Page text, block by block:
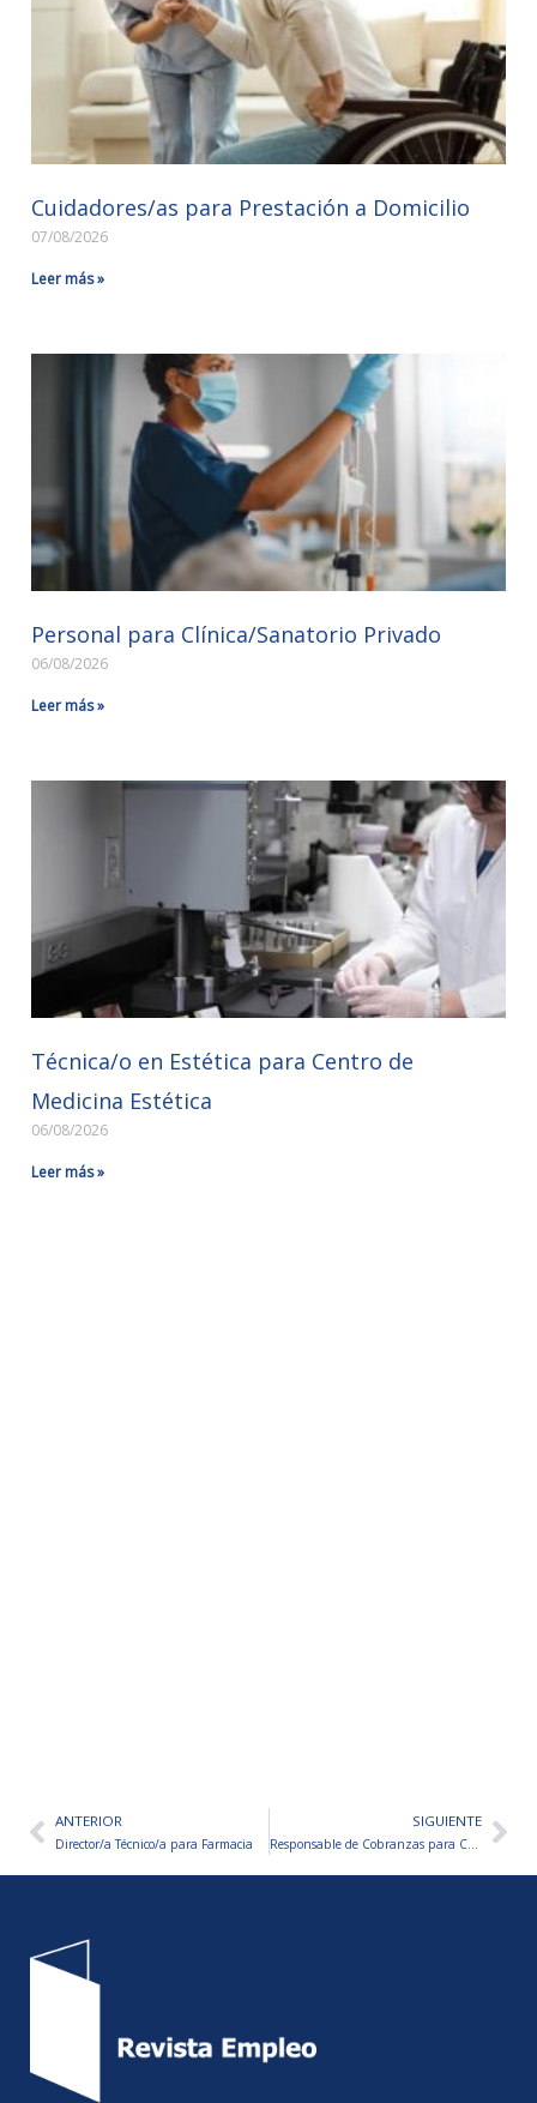
Cuidadores/as para Prestación a Domicilio
07/08/2026
Leer más »
Personal para Clínica/Sanatorio Privado
06/08/2026
Leer más »
Técnica/o en Estética para Centro de
Medicina Estética
06/08/2026
Leer más »
AntANTERIOR
Director/a Técnico/a para Farmacia
SIGUIENTE
Responsable de Cobranzas para Concesionario de Camiones